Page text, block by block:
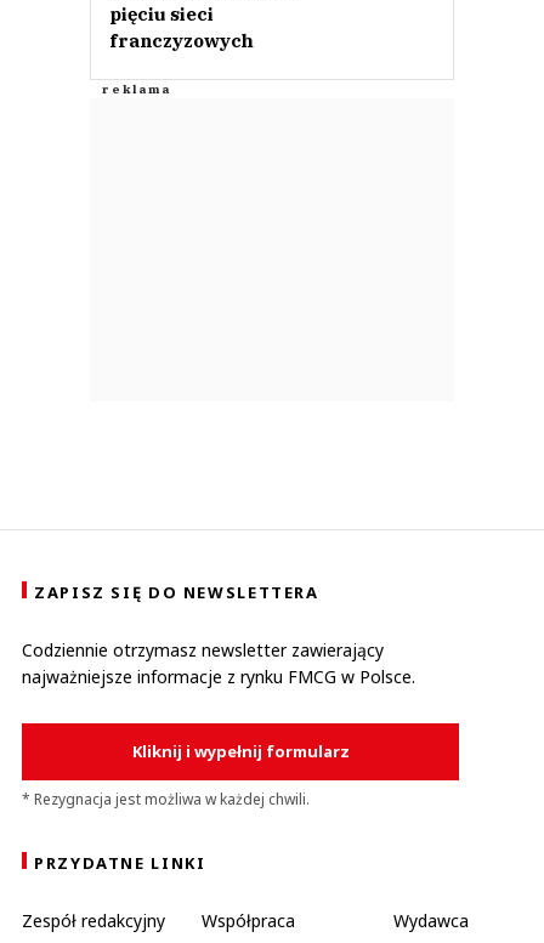
pięciu sieci
franczyzowych
ZAPISZ SIĘ DO NEWSLETTERA
Codziennie otrzymasz newsletter zawierający
najważniejsze informacje z rynku FMCG w Polsce.
Kliknij i wypełnij formularz
* Rezygnacja jest możliwa w każdej chwili.
PRZYDATNE LINKI
Zespół redakcyjny Współpraca
Wydawca